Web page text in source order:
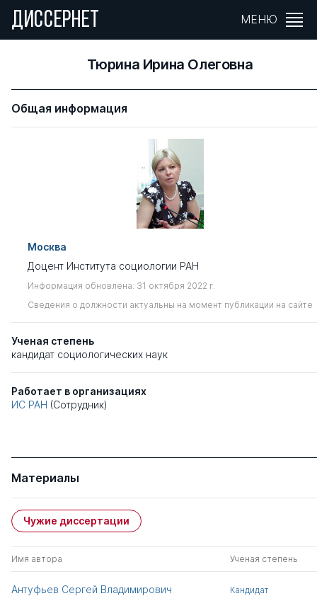
ДИССЕРНЕТ МЕНЮ
Тюрина Ирина Олеговна
Общая информация
Москва
Доцент Института социологии РАН
Информация обновлена: 31 октября 2022 г.
Сведения о должности актуальны на момент публикации на сайте
Ученая степень
кандидат социологических наук
Работает в организациях
ИС РАН (Сотрудник)
Материалы
Чужие диссертации
Имя автора Ученая степень
Антуфьев Сергей Владимирович
Кандидат